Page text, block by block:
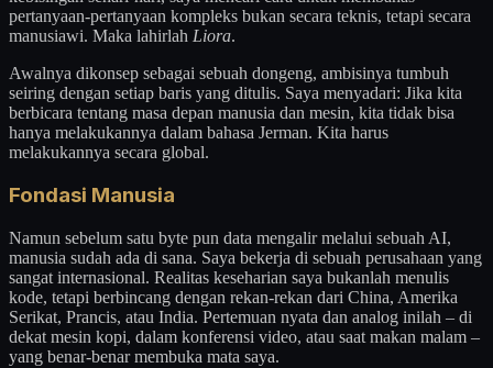
pertanyaan-pertanyaan kompleks bukan secara teknis, tetapi secara
manusiawi. Maka lahirlah Liora.
Awalnya dikonsep sebagai sebuah dongeng, ambisinya tumbuh
seiring dengan setiap baris yang ditulis. Saya menyadari: Jika kita
berbicara tentang masa depan manusia dan mesin, kita tidak bisa
hanya melakukannya dalam bahasa Jerman. Kita harus
melakukannya secara global.
Fondasi Manusia
Namun sebelum satu byte pun data mengalir melalui sebuah AI,
manusia sudah ada di sana. Saya bekerja di sebuah perusahaan yang
sangat internasional. Realitas keseharian saya bukanlah menulis
kode, tetapi berbincang dengan rekan-rekan dari China, Amerika
Serikat, Prancis, atau India. Pertemuan nyata dan analog inilah – di
dekat mesin kopi, dalam konferensi video, atau saat makan malam –
yang benar-benar membuka mata saya.